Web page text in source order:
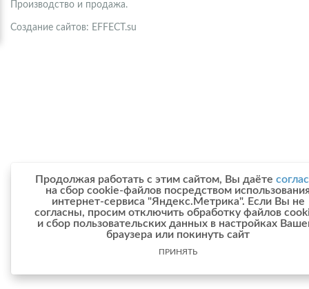
Производство и продажа.
Создание сайтов: EFFECT.su
Продолжая работать с этим сайтом, Вы даёте
на сбор cookie-файлов посредством
интернет-сервиса "Яндекс.Метрика". Если Вы не
согласны, просим отключить обработку файлов
и сбор пользовательских данных в настройках
браузера или покинуть сайт
ПРИНЯТЬ